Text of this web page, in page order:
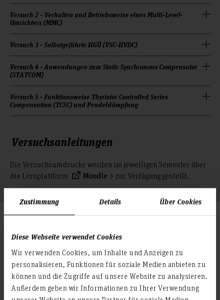
Zustimmung Details Über Cookies
Diese Webseite verwendet Cookies
Wir verwenden Cookies, um Inhalte und Anzeigen zu
personalisieren, Funktionen für soziale Medien anbieten zu
können und die Zugriffe auf unsere Website zu analysieren.
Außerdem geben wir Informationen zu Ihrer Verwendung
Versuch 2 - Verhalten und Betriebsweise eines Multi-Level-
Umrichters (MMC)
Versuch 3 - Selbstgeführte HGÜ (VSC-HVDC)
Versuch 4 - Anwendungen zum Static Synchronous Compensator
(STATCOM)
Versuch 5 - Funktionsweise Thyristor Controlled Series
Compensation (TCSC) und Pendeldämpfung
Versuchsanleitungen
Die Versuchsumdrucke werden im jeweiligen Semester über
die Lernplattform
Moodle zur Verfügung gestellt.
Impressionen aus dem Labor HVDC
& FACTS